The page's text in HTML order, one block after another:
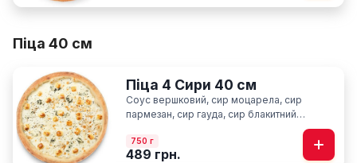
Піца 40 см
Піца 4 Сири 40 см
Соус вершковий, сир моцарела, сир
пармезан, сир гауда, сир блакитний
750 г
489 грн.